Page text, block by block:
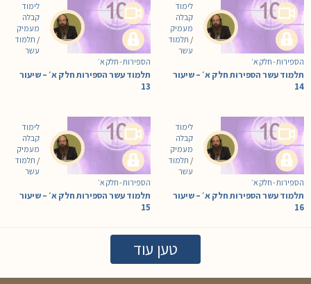
לימוד
קבלה
מעמיק
/ תלמוד
עשר
הספירות - חלק א׳
תלמוד עשר הספירות חלק א׳ – שיעור
13
לימוד
קבלה
מעמיק
/ תלמוד
עשר
הספירות - חלק א׳
תלמוד עשר הספירות חלק א׳ – שיעור
14
לימוד
קבלה
מעמיק
/ תלמוד
עשר
הספירות - חלק א׳
תלמוד עשר הספירות חלק א׳ – שיעור
15
לימוד
קבלה
מעמיק
/ תלמוד
עשר
הספירות - חלק א׳
תלמוד עשר הספירות חלק א׳ – שיעור
16
טען עוד